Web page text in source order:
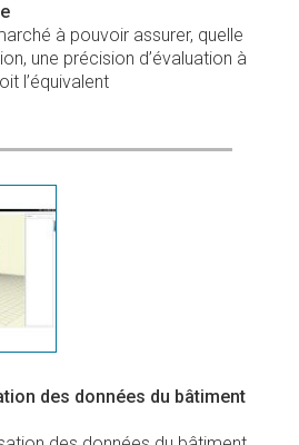
à pouvoir assurer, quelle
une précision d’évaluation à
l’équivalent
des données du bâtiment